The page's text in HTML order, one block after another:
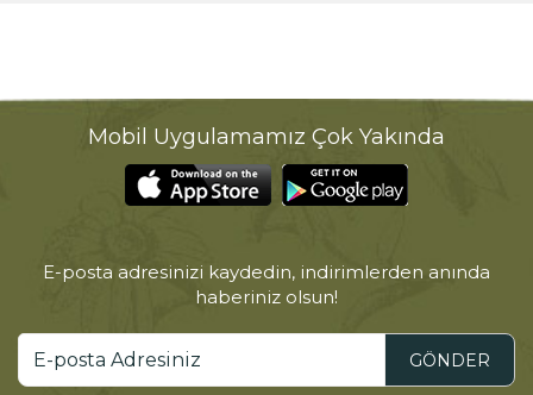
Mobil Uygulamamız Çok Yakında
E-posta adresinizi kaydedin, indirimlerden anında
haberiniz olsun!
GÖNDER